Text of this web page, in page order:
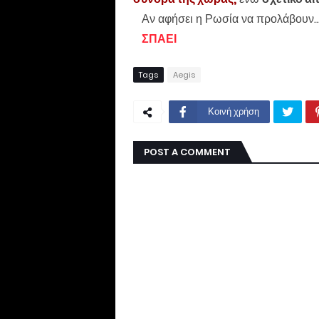
Αν αφήσει η Ρωσία να
ΣΠΑΕΙ
Tags Aegis
Κοινή χρήση
POST A COMMENT